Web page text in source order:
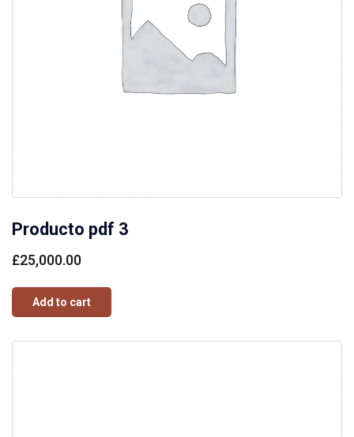
Producto pdf 3
£25,000.00
Add to cart